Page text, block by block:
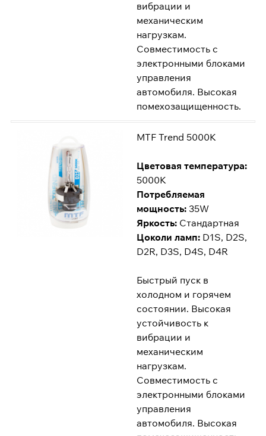
вибрации и
механическим
нагрузкам.
Совместимость с
электронными блоками
управления
автомобиля. Высокая
помехозащищенность.
MTF Trend 5000K
Цветовая температура:
5000K
Потребляемая
мощность: 35W
Яркость: Стандартная
Цоколи ламп: D1S, D2S,
D2R, D3S, D4S, D4R
Быстрый пуск в
холодном и горячем
состоянии. Высокая
устойчивость к
вибрации и
механическим
нагрузкам.
Совместимость с
электронными блоками
управления
автомобиля. Высокая